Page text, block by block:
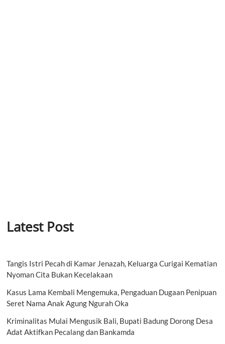
Latest Post
Tangis Istri Pecah di Kamar Jenazah, Keluarga Curigai Kematian
Nyoman Cita Bukan Kecelakaan
Kasus Lama Kembali Mengemuka, Pengaduan Dugaan Penipuan
Seret Nama Anak Agung Ngurah Oka
Kriminalitas Mulai Mengusik Bali, Bupati Badung Dorong Desa
Adat Aktifkan Pecalang dan Bankamda